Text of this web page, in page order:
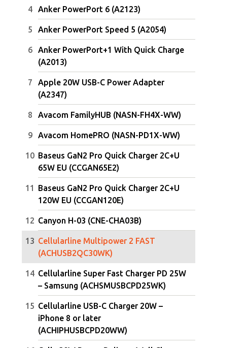
Anker PowerPort 6 (A2123)
Anker PowerPort Speed 5 (A2054)
Anker PowerPort+1 With Quick Charge
(A2013)
Apple 20W USB-C Power Adapter
(A2347)
Avacom FamilyHUB (NASN-FH4X-WW)
Avacom HomePRO (NASN-PD1X-WW)
Baseus GaN2 Pro Quick Charger 2C+U
65W EU (CCGAN65E2)
Baseus GaN2 Pro Quick Charger 2C+U
120W EU (CCGAN120E)
Canyon H-03 (CNE-CHA03B)
Cellularline Multipower 2 FAST
(ACHUSB2QC30WK)
Cellularline Super Fast Charger PD 25W
– Samsung (ACHSMUSBCPD25WK)
Cellularline USB-C Charger 20W –
iPhone 8 or later
(ACHIPHUSBCPD20WW)